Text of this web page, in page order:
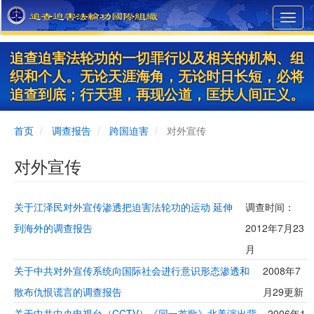
Skip
to
main
content
追查迫害法轮功的一切罪行以及相关的机构、组
织和个人。无论天涯海角，无论时日长短，必将
追查到底；行天理，再现公道，匡扶人间正义。
首页 调查报告 跨国迫害 对外宣传
对外宣传
关于江泽民对外宣传渗透把迫害法轮功的运动 延伸
到海外的调查报告
调查时间：
2012年7月23
月
关于中共对外宣传系统向国际社会进行意识形态渗透和
散布仇恨谎言的调查报告
2008年7
月29更新